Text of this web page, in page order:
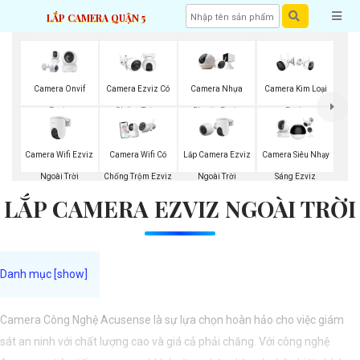
LẮP CAMERA QUẬN 5
Camera Onvif
Ezviz
Camera Ezviz Có
Chống Trộm
Camera Nhựa
Plastic Ezviz
Camera Kim Loại
Ezviz
Camera Wifi Ezviz
Ngoài Trời
Camera Wifi Có
Chống Trộm Ezviz
Lắp Camera Ezviz
Ngoài Trời
Camera Siêu Nhạy
Sáng Ezviz
LẮP CAMERA EZVIZ NGOÀI TRỜI
Camera Công Nghệ Acusense là sự lựa chọn hoàn hảo cho việc giám
sát an ninh với chất lượng cao và giá cả phải chăng. Với công nghệ